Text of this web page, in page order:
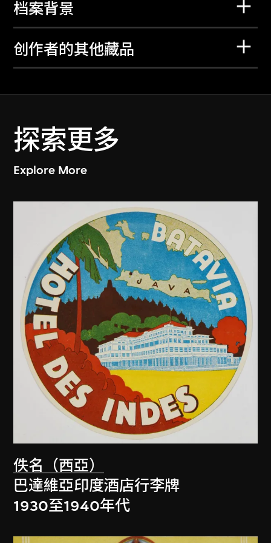
档案背景
创作者的其他藏品
探索更多
Explore More
佚名（西亞）
巴達維亞印度酒店行李牌
1930至1940年代